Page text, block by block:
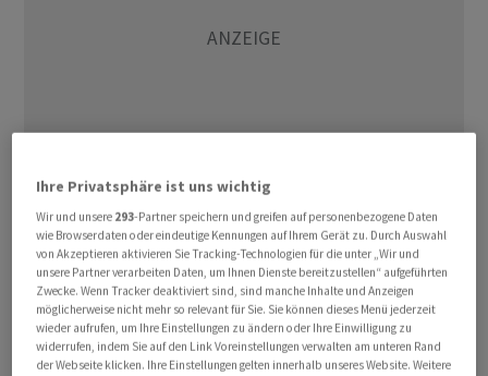
Investoren von Cursor erhalten gemäss der
Vereinbarung das Recht, SpaceX-Aktien auf Grundlage
der Bewertung von Cursor zu beziehen. Der Deal soll im
dritten Quartal 2026 abgeschlossen werden. Der Kauf
kommt nicht überraschend: Wie SpaceX bereits im April
Ihre Privatsphäre ist uns wichtig
Wir und unsere 293-Partner speichern und greifen auf personenbezogene Daten
wie Browserdaten oder eindeutige Kennungen auf Ihrem Gerät zu. Durch Auswahl
von Akzeptieren aktivieren Sie Tracking-Technologien für die unter „Wir und
unsere Partner verarbeiten Daten, um Ihnen Dienste bereitzustellen“ aufgeführten
Zwecke. Wenn Tracker deaktiviert sind, sind manche Inhalte und Anzeigen
möglicherweise nicht mehr so relevant für Sie. Sie können dieses Menü jederzeit
wieder aufrufen, um Ihre Einstellungen zu ändern oder Ihre Einwilligung zu
widerrufen, indem Sie auf den Link Voreinstellungen verwalten am unteren Rand
der Webseite klicken. Ihre Einstellungen gelten innerhalb unseres Website. Weitere